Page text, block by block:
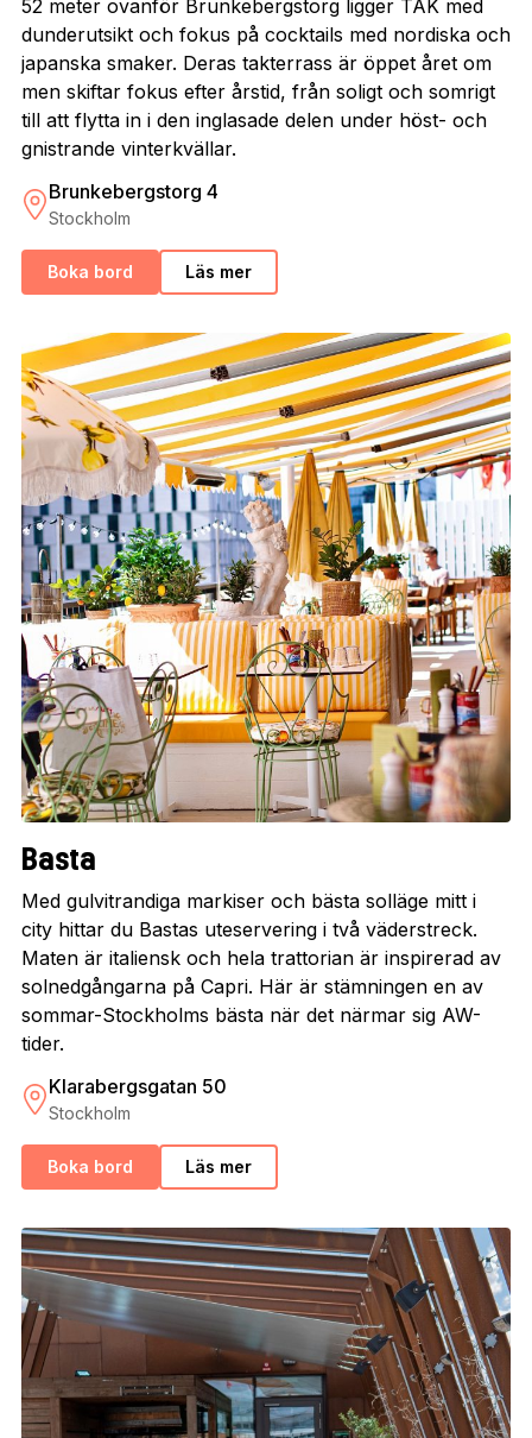
52 meter ovanför Brunkebergstorg ligger TAK med
dunderutsikt och fokus på cocktails med nordiska och
japanska smaker. Deras takterrass är öppet året om
men skiftar fokus efter årstid, från soligt och somrigt
till att flytta in i den inglasade delen under höst- och
gnistrande vinterkvällar.
Brunkebergstorg 4
Stockholm
Boka bord Läs mer
Basta
Med gulvitrandiga markiser och bästa solläge mitt i
city hittar du Bastas uteservering i två väderstreck.
Maten är italiensk och hela trattorian är inspirerad av
solnedgångarna på Capri. Här är stämningen en av
sommar-Stockholms bästa när det närmar sig AW-
tider.
Klarabergsgatan 50
Stockholm
Boka bord Läs mer